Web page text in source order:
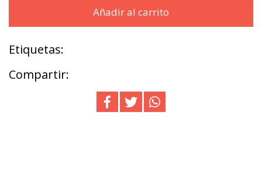
Añadir al carrito
Etiquetas:
Compartir: